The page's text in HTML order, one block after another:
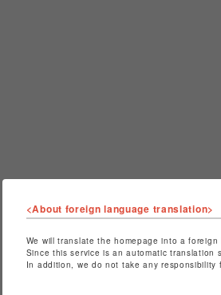
<About foreign language translation>
We will translate the homepage into a
Since this service is an automatic
In addition, we do not take any